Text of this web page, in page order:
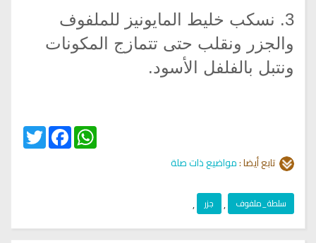
3. نسكب خليط المايونيز للملفوف
والجزر ونقلب حتى تتمازج المكونات
ونتبل بالفلفل الأسود.
Twitter
FacebookWhatsApp
تابع أيضا :مواضيع ذات صلة
سلطة_ملفوف , جزر ,